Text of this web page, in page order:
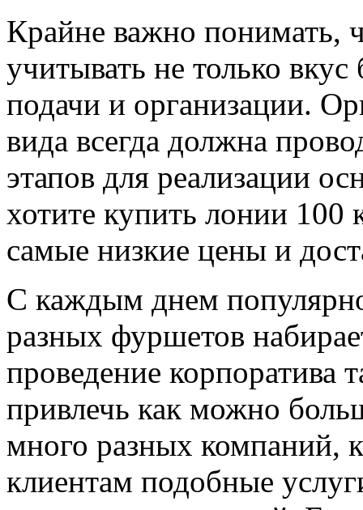
Крайне важно понимать,
учитывать не только
подачи и организации.
вида всегда должна
этапов для реализации
хотите купить лонии 100
самые низкие цены и
С каждым днем
разных фуршетов
проведение корпоратива
привлечь как можно
много разных компаний,
клиентам подобные